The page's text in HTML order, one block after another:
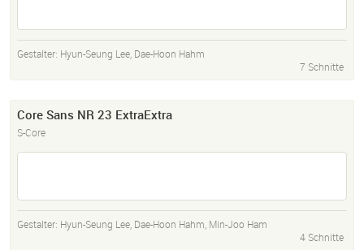
Gestalter: Hyun-Seung Lee, Dae-Hoon Hahm
7 Schnitte
Core Sans NR 23 ExtraExtra
S-Core
Gestalter: Hyun-Seung Lee, Dae-Hoon Hahm, Min-Joo Ham
4 Schnitte